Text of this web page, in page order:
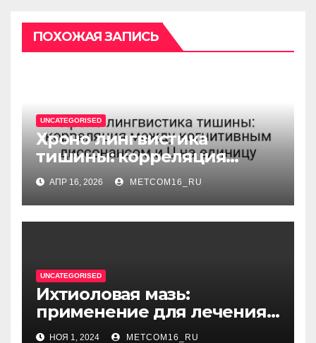
ПОХОЖАЯ ЗАПИСЬ
UNCATEGORISED
Хроно лингвистика
тишины: корреляция
между когнитивным
диссонансом и U на
единицу
АПР 16, 2026 METCOM16_RU
UNCATEGORISED
Ихтиоловая мазь:
применение для лечения
фурункулов
НОЯ 1, 2024 METCOM16_RU